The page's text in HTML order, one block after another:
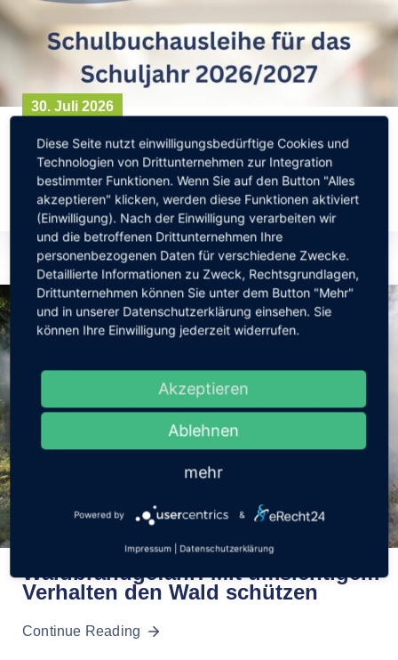
30. Juli 2026
Schuljahr 2026/2027
Continue Reading
Waldbrandgefahr: Mit umsichtigem
Verhalten den Wald schützen
Continue Reading
Diese Seite nutzt einwilligungsbedürftige Cookies und
Technologien von Drittunternehmen zur Integration
bestimmter Funktionen. Wenn Sie auf den Button "Alles
akzeptieren" klicken, werden diese Funktionen aktiviert
(Einwilligung). Nach der Einwilligung verarbeiten wir
und die betroffenen Drittunternehmen Ihre
personenbezogenen Daten für verschiedene Zwecke.
Detaillierte Informationen zu Zweck, Rechtsgrundlagen,
Drittunternehmen können Sie unter dem Button "Mehr"
und in unserer Datenschutzerklärung einsehen. Sie
können Ihre Einwilligung jederzeit widerrufen.
Akzeptieren
Ablehnen
mehr
Powered by &
Impressum Datenschutzerklärung